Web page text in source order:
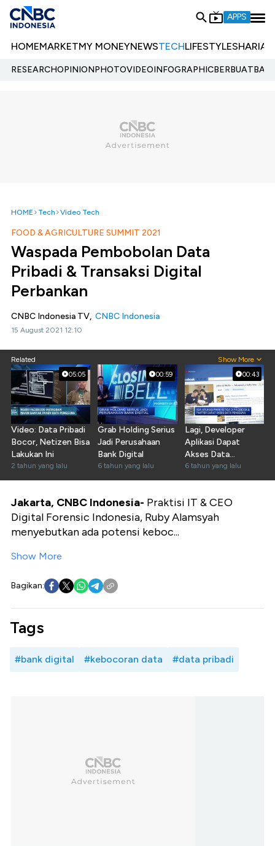
APPS
HOMEMARKETMY MONEYNEWSTECHLIFESTYLESHARIA
RESEARCHOPINIONPHOTOVIDEOINFOGRAPHIC
HOME Tech Video Tech
FOOD & AGRICULTURE SUMMIT 2021
Waspada Pembobolan Data
Pribadi & Transaksi Digital
Perbankan
CNBC Indonesia TV, CNBC Indonesia
15 August 2021 12:10
Related Show More
05:05
Video: Data Pribadi
Bocor, Netizen Bisa
Lakukan Ini
2 tahun yang lalu
00:59
Grab Holding Serius
Jadi Perusahaan
Bank Digital
6 tahun yang lalu
00:43
Lagi, Developer
Aplikasi Dapat
Akses Data
Pengguna
Facebook
6 tahun yang lalu
Jakarta, CNBC Indonesia- Praktisi IT & CEO
Digital Forensic Indonesia, Ruby Alamsyah
menyebutkan ada potensi keboc...
Show More
Bagikan:
Tags
#bank digital #kebocoran data #data pribadi